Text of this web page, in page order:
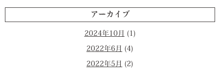
アーカイブ
2024年10月 (1)
2022年6月 (4)
2022年5月 (2)